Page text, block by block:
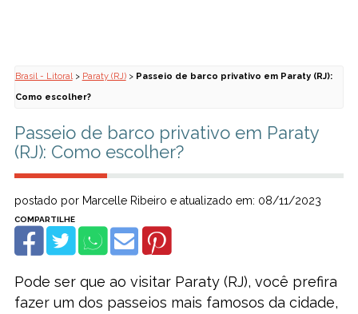
Brasil - Litoral> Paraty (RJ)> Passeio de barco privativo em Paraty (RJ):
Como escolher?
Passeio de barco privativo em Paraty
(RJ): Como escolher?
postado por Marcelle Ribeiro e atualizado em: 08/11/2023
Pode ser que ao visitar Paraty (RJ), você prefira
fazer um dos passeios mais famosos da cidade,